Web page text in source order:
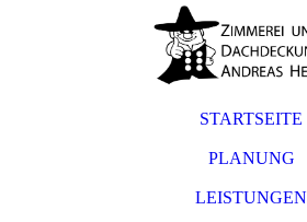
STARTSEITE
PLANUNG
LEISTUNGEN